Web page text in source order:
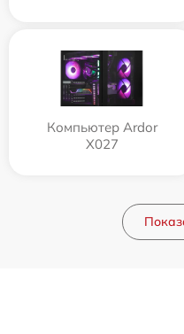
Компьютер Ardor
X027